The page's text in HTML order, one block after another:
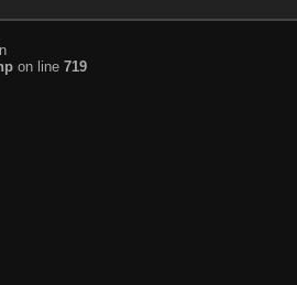
on line 719